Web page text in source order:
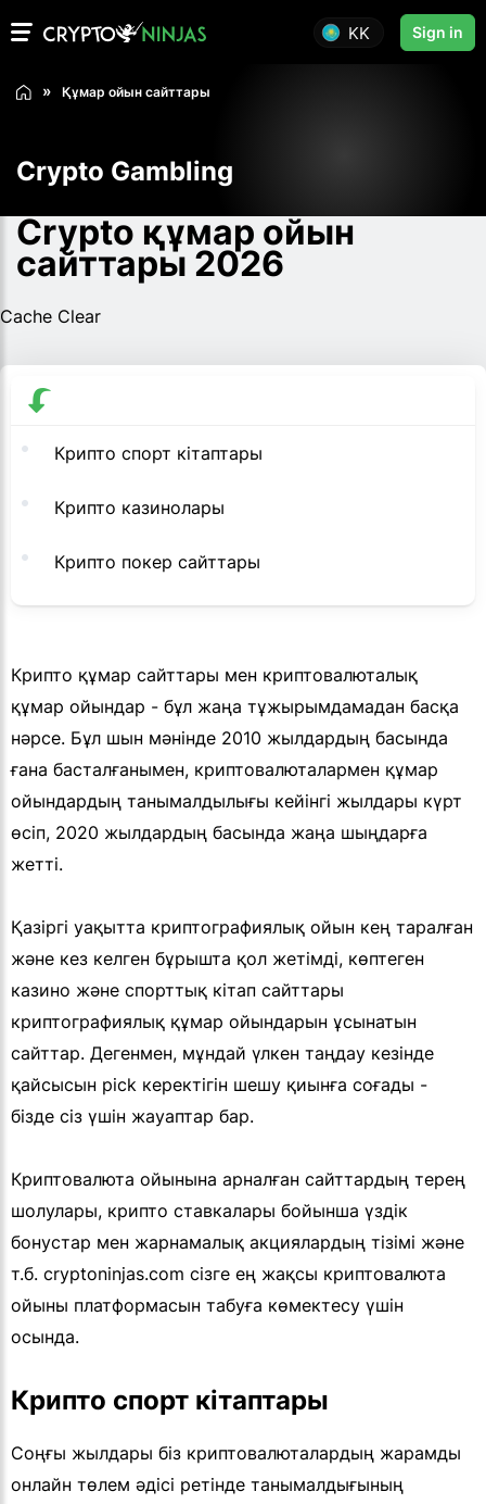
KK Sign in
Құмар ойын сайттары
Crypto Gambling
Crypto құмар ойын
сайттары 2026
Cache Clear
Крипто спорт кітаптары
Крипто казинолары
Крипто покер сайттары
Крипто құмар сайттары мен криптовалюталық
құмар ойындар - бұл жаңа тұжырымдамадан басқа
нәрсе. Бұл шын мәнінде 2010 жылдардың басында
ғана басталғанымен, криптовалюталармен құмар
ойындардың танымалдылығы кейінгі жылдары күрт
өсіп, 2020 жылдардың басында жаңа шыңдарға
жетті.
Қазіргі уақытта криптографиялық ойын кең таралған
және кез келген бұрышта қол жетімді, көптеген
казино және спорттық кітап сайттары
криптографиялық құмар ойындарын ұсынатын
сайттар. Дегенмен, мұндай үлкен таңдау кезінде
қайсысын pick керектігін шешу қиынға соғады -
бізде сіз үшін жауаптар бар.
Криптовалюта ойынына арналған сайттардың терең
шолулары, крипто ставкалары бойынша үздік
бонустар мен жарнамалық акциялардың тізімі және
т.б. cryptoninjas.com сізге ең жақсы криптовалюта
ойыны платформасын табуға көмектесу үшін
осында.
Крипто спорт кітаптары
Соңғы жылдары біз криптовалюталардың жарамды
онлайн төлем әдісі ретінде танымалдығының